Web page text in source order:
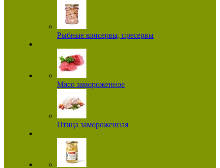
Рыбные консервы, пресервы
Мясо замороженное
Птица замороженная